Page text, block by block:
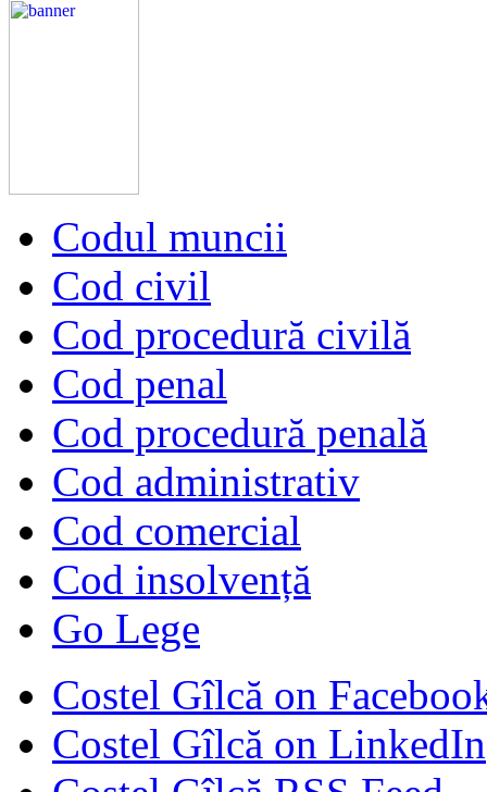
Codul muncii
Cod civil
Cod procedură civilă
Cod penal
Cod procedură penală
Cod administrativ
Cod comercial
Cod insolvență
Go Lege
Costel Gîlcă on
Costel Gîlcă on LinkedIn